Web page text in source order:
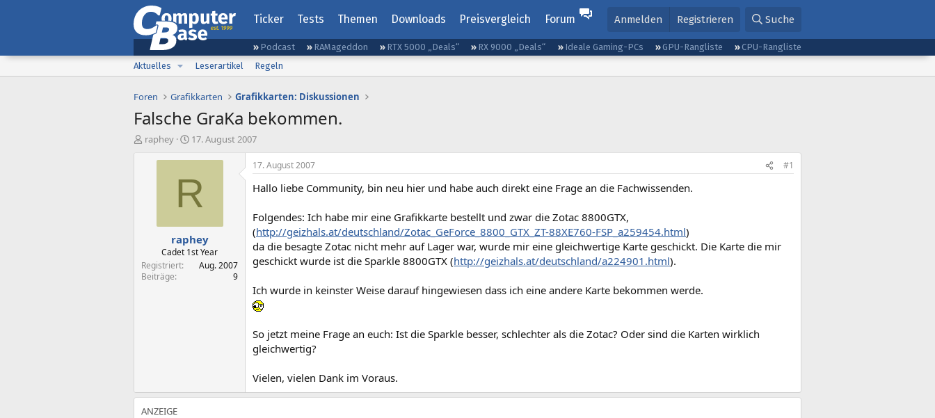
Ticker Tests Themen Downloads Preisvergleich Forum Anmelden Registrieren Suche
Podcast RAMageddon RTX 5000 „Deals“ RX 9000 „Deals“ Ideale Gaming-PCs GPU-Rangliste
CPU-Rangliste
Aktuelles
Leserartikel Regeln
Foren Grafikkarten Grafikkarten: Diskussionen
Falsche GraKa bekommen.
E
raphey
E
s
l
t
a
m
17. August 2007
R
raphey
Cadet 1st Year
Registriert
Aug. 2007
Beiträge
9
17. August 2007 #1
Hallo liebe Community, bin neu hier und habe auch direkt eine Frage an die Fachwissenden.
Folgendes: Ich habe mir eine Grafikkarte bestellt und zwar die Zotac 8800GTX,
(http://geizhals.at/deutschland/Zotac_GeForce_8800_GTX_ZT-88XE760-FSP_a259454.html)
da die besagte Zotac nicht mehr auf Lager war, wurde mir eine gleichwertige Karte geschickt. Die Karte die mir
geschickt wurde ist die Sparkle 8800GTX (http://geizhals.at/deutschland/a224901.html).
Ich wurde in keinster Weise darauf hingewiesen dass ich eine andere Karte bekommen werde.
So jetzt meine Frage an euch: Ist die Sparkle besser, schlechter als die Zotac? Oder sind die Karten wirklich
gleichwertig?
Vielen, vielen Dank im Voraus.